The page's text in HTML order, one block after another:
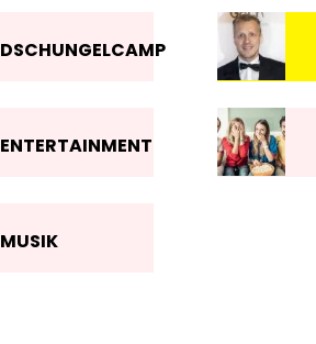
DSCHUNGELCAMP
ENTERTAINMENT
MUSIK